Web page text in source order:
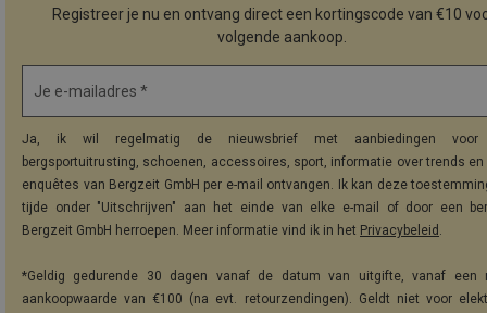
Registreer je nu en ontvang direct een kortingscode van €10
volgende aankoop.
Je e-mailadres *
Ja, ik wil regelmatig de nieuwsbrief met aanbiedingen voor
bergsportuitrusting, schoenen, accessoires, sport, informatie over trends
enquêtes van Bergzeit GmbH per e-mail ontvangen. Ik kan deze
tijde onder "Uitschrijven" aan het einde van elke e-mail of door een
Bergzeit GmbH herroepen. Meer informatie vind ik in het Privacybeleid .
*Geldig gedurende 30 dagen vanaf de datum van uitgifte, vanaf een
aankoopwaarde van €100 (na evt. retourzendingen). Geldt niet voor